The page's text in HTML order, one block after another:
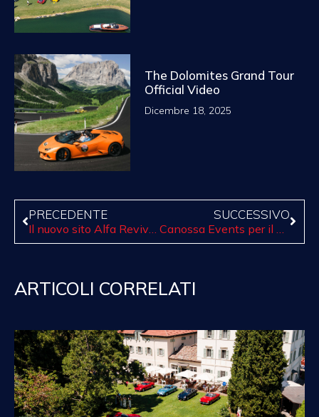
The Dolomites Grand Tour
Official Video
Dicembre 18, 2025
PRECEDENTE SUCCESSIVO
ARTICOLI CORRELATI